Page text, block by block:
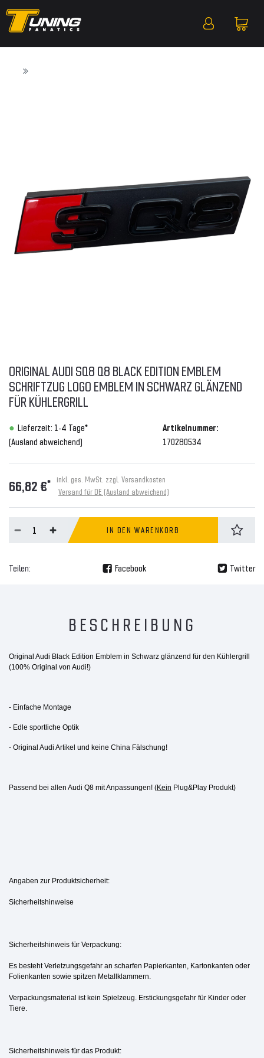
ORIGINAL AUDI SQ8 Q8 BLACK EDITION EMBLEM
SCHRIFTZUG LOGO EMBLEM IN SCHWARZ GLÄNZEND
FÜR KÜHLERGRILL
Lieferzeit: 1-4 Tage*
(Ausland abweichend)
Artikelnummer:
170280534
66,82 €* inkl. ges. MwSt. zzgl. Versandkosten
Versand für DE (Ausland abweichend)
IN DEN WARENKORB
Teilen: Facebook Twitter
BESCHREIBUNG
Original Audi Black Edition Emblem in Schwarz glänzend für den Kühlergrill
(100% Original von Audi!)
- Einfache Montage
- Edle sportliche Optik
- Original Audi Artikel und keine China Fälschung!
Passend bei allen Audi Q8 mit Anpassungen! (Kein Plug&Play Produkt)
Angaben zur Produktsicherheit:
Sicherheitshinweise
Sicherheitshinweis für Verpackung:
Es besteht Verletzungsgefahr an scharfen Papierkanten, Kartonkanten oder
Folienkanten sowie spitzen Metallklammern.
Verpackungsmaterial ist kein Spielzeug. Erstickungsgefahr für Kinder oder
Tiere.
Sicherheitshinweis für das Produkt: